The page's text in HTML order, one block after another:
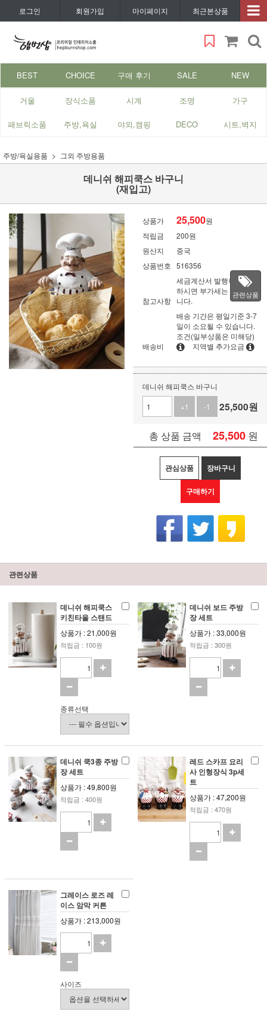
로그인 회원가입 마이페이지 최근본상품
BEST CHOICE 구매 후기 SALE NEW
거울 장식소품 시계 조명 가구
패브릭소품 주방,욕실 야외,캠핑 DECO 시트,벽지
주방/욕실용품 그외 주방용품
데니쉬 해피쿡스 바구니
(재입고)
상품가 25,500원
적립금
200원
원산지
중국
상품번호 516356
참고사항
세금계산서 발행이 필요
하시면 부가세는 별도입
니다.
배송비
배송 기간은 평일기준 3-7
일이 소요될 수 있습니다.
조건(일부상품은 미해당)
지역별 추가요금
관련상품
데니쉬 해피쿡스 바구니
+1
-1 25,500원
총 상품 금액 25,500 원
관심상품 장바구니
구매하기
관련상품
데니쉬 해피쿡스
키친타올 스탠드
상품가 : 21,000원
적립금 : 100원
종류선택
데니쉬 보드 주방
장 세트
상품가 : 33,000원
적립금 : 300원
데니쉬 쿡3종 주방
장 세트
상품가 : 49,800원
적립금 : 400원
레드 스카프 요리
사 인형장식 3p세
트
상품가 : 47,200원
적립금 : 470원
그레이스 로즈 레
이스 암막 커튼
상품가 : 213,000원
사이즈